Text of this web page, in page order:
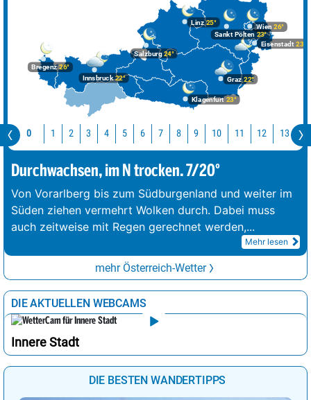
Bregenz26°
Graz22°
Innsbruck22°
Klagenfurt 23°
Linz25°
Salzburg24°
Wien 26°
Eisenstadt 23°
Sankt Pölten23°
0 1 2 3 4 5 6 7 8 9 10 11 12 13
Durchwachsen, im N trocken. 7/20°
Von Vorarlberg bis zum Südburgenland und weiter im
Süden ziehen vermehrt Wolken durch. Dabei muss
auch zeitweise mit Regen gerechnet werden,...
Mehr lesen
mehr Österreich-Wetter
DIE AKTUELLEN WEBCAMS
Innere Stadt
DIE BESTEN WANDERTIPPS